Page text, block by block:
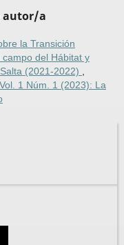
autor/a
la Transición
del Hábitat y
(2021-2022)
1 Núm. 1 (2023): La